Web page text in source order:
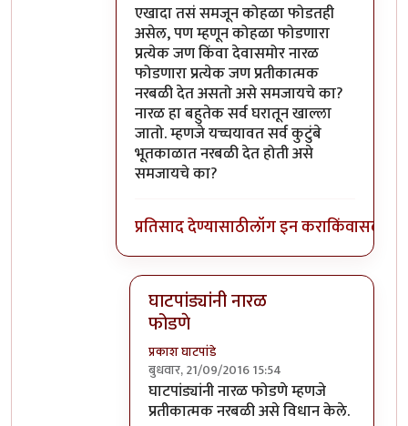
एखादा तसं समजून कोहळा फोडतही
असेल, पण म्हणून कोहळा फोडणारा
प्रत्येक जण किंवा देवासमोर नारळ
फोडणारा प्रत्येक जण प्रतीकात्मक
नरबळी देत असतो असे समजायचे का?
नारळ हा बहुतेक सर्व घरातून खाल्ला
जातो. म्हणजे यच्चयावत सर्व कुटुंबे
भूतकाळात नरबळी देत होती असे
समजायचे का?
प्रतिसाद देण्यासाठीलॉग इन कराकिंवासदस्य
घाटपांड्यांनी नारळ
फोडणे
प्रकाश घाटपांडे
बुधवार, 21/09/2016 15:54
In reply toआत्मबंधवाल्यानी `कोहळा म्हणजे
घाटपांड्यांनी नारळ फोडणे म्हणजे
प्रतीकात्मक नरबळी असे विधान केले.